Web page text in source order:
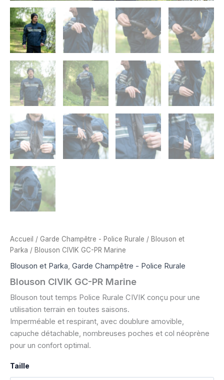
Accueil / Garde Champêtre - Police Rurale / Blouson et
Parka / Blouson CIVIK GC-PR Marine
Blouson et Parka Garde Champêtre - Police Rurale
Blouson CIVIK GC-PR Marine
Blouson tout temps Police Rurale CIVIK conçu pour une
utilisation terrain en toutes saisons.
Imperméable et respirant, avec doublure amovible,
capuche détachable, nombreuses poches et col néoprène
pour un confort optimal.
Taille